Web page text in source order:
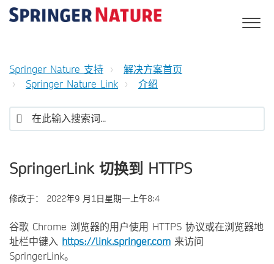
Springer Nature 支持
解决方案首页
Springer Nature Link
介绍
SpringerLink 切换到 HTTPS
修改于： 2022年9 月1日星期一上午8:4
谷歌 Chrome 浏览器的用户使用 HTTPS 协议或在浏览器地
址栏中键入 https://link.springer.com 来访问
SpringerLink。